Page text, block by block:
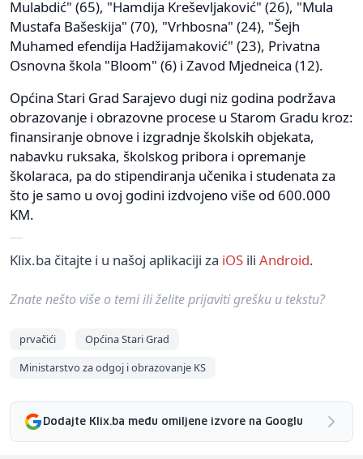
Mulabdić" (65), "Hamdija Kreševljaković" (26), "Mula
Mustafa Bašeskija" (70), "Vrhbosna" (24), "Šejh
Muhamed efendija Hadžijamaković" (23), Privatna
Osnovna škola "Bloom" (6) i Zavod Mjedneica (12).
Općina Stari Grad Sarajevo dugi niz godina podržava
obrazovanje i obrazovne procese u Starom Gradu kroz:
finansiranje obnove i izgradnje školskih objekata,
nabavku ruksaka, školskog pribora i opremanje
školaraca, pa do stipendiranja učenika i studenata za
što je samo u ovoj godini izdvojeno više od 600.000
KM.
Klix.ba čitajte i u našoj aplikaciji za iOS ili Android.
Znate nešto više o temi ili želite prijaviti grešku u tekstu?
prvačići
Općina Stari Grad
Ministarstvo za odgoj i obrazovanje KS
Dodajte Klix.ba među omiljene izvore na Googlu